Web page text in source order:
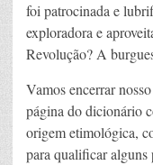
foi patrocinada e
exploradora e
Revolução? A
Vamos encerrar
página do dicionário
origem etimológica,
para qualificar alguns